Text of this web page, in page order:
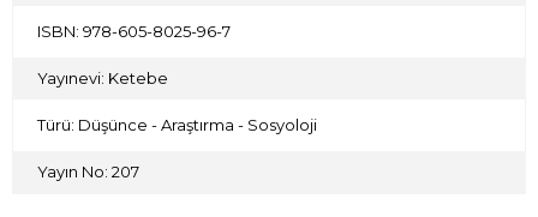
ISBN: 978-605-8025-96-7
Yayınevi: Ketebe
Türü: Düşünce - Araştırma - Sosyoloji
Yayın No: 207